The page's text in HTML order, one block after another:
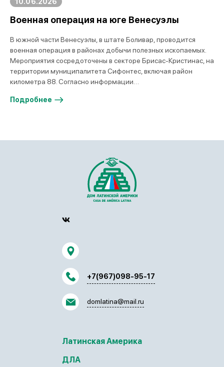
Военная операция на юге Венесуэлы
В южной части Венесуэлы, в штате Боливар, проводится
военная операция в районах добычи полезных ископаемых.
Мероприятия сосредоточены в секторе Брисас-Кристинас, на
территории муниципалитета Сифонтес, включая район
километра 88. Согласно информации…
Подробнее
+7(967)098-95-17
domlatina@mail.ru
Латинская Америка
ДЛА